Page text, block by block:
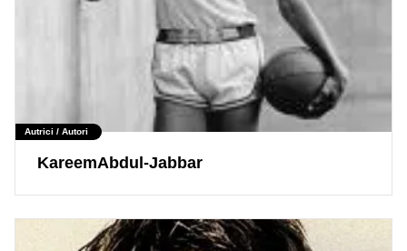
Autrici / Autori
KareemAbdul-Jabbar